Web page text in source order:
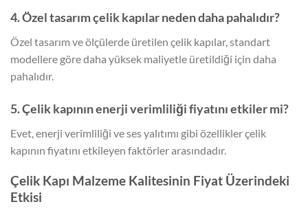
4. Özel tasarım çelik kapılar neden daha pahalıdır?
Özel tasarım ve ölçülerde üretilen çelik kapılar, standart
modellere göre daha yüksek maliyetle üretildiği için daha
pahalıdır.
5. Çelik kapının enerji verimliliği fiyatını etkiler mi?
Evet, enerji verimliliği ve ses yalıtımı gibi özellikler çelik
kapının fiyatını etkileyen faktörler arasındadır.
Çelik Kapı Malzeme Kalitesinin Fiyat Üzerindeki
Etkisi